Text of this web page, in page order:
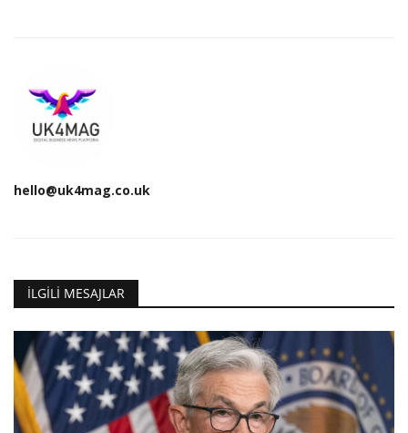
hello@uk4mag.co.uk
İLGILI MESAJLAR